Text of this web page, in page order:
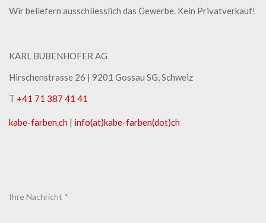
Wir beliefern ausschliesslich das Gewerbe. Kein Privatverkauf!
KARL BUBENHOFER AG
Hirschenstrasse 26 | ​9201 Gossau SG, Schweiz
T +41 71 387 41 41
kabe-​farben.ch | info(at)kabe-​farben(dot)ch